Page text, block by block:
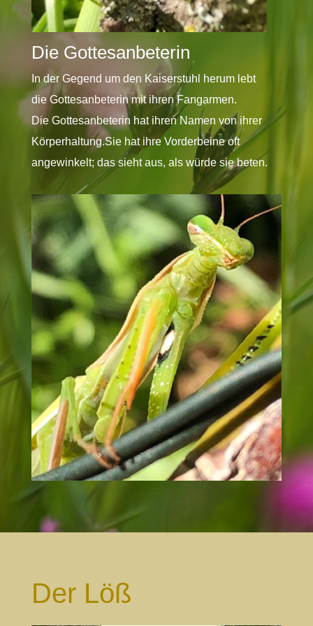
Die Gottesanbeterin
In der Gegend um den Kaiserstuhl herum lebt
die Gottesanbeterin mit ihren Fangarmen.
Die Gottesanbeterin hat ihren Namen von ihrer
Körperhaltung.Sie hat ihre Vorderbeine oft
angewinkelt; das sieht aus, als würde sie beten.
Der Löß